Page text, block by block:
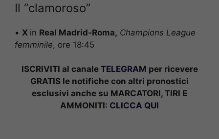
Il “clamoroso”
• X in Real Madrid-Roma, Champions League
femminile, ore 18:45
ISCRIVITI al canale TELEGRAM per ricevere
GRATIS le notifiche con altri pronostici
esclusivi anche su MARCATORI, TIRI E
AMMONITI: CLICCA QUI